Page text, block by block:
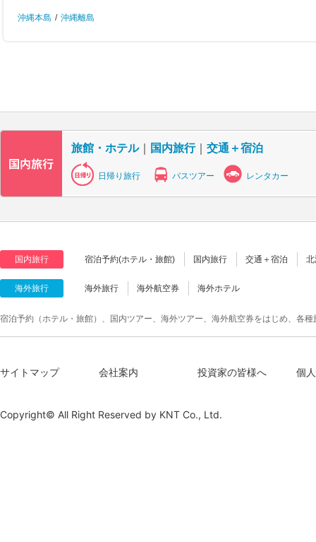
沖縄本島 / 沖縄離島
旅館・ホテル｜ 国内旅行｜ 交通＋宿泊
日帰り旅行 バスツアー レンタカー
国内旅行 宿泊予約(ホテル・旅館) 国内旅行 交通＋宿泊
海外旅行 海外旅行 海外航空券 海外ホテル
宿泊予約（ホテル・旅館）、国内ツアー、海外ツアー、海外航空券をはじめ、各
サイトマップ 会社案内 投資家の皆様へ 個
Copyright© All Right Reserved by KNT Co., Ltd.